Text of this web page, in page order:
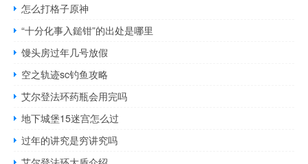
怎么打格子原神
“十分化事入鎚钳”的出处是哪里
馒头房过年几号放假
空之轨迹sc钓鱼攻略
艾尔登法环药瓶会用完吗
地下城堡15迷宫怎么过
过年的讲究是穷讲究吗